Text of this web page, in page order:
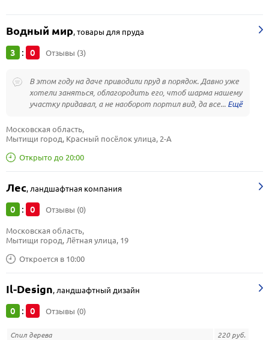
Водный мир,товары для пруда
3 : 0 Отзывы (3)
В этом году на даче приводили пруд в порядок. Давно уже
хотели заняться, облагородить его, чтоб шарма нашему
участку придавал, а не наоборот портил вид, да все...
Открыто до 20:00
Московская область,
Мытищи город, Красный посёлок улица, 2-А
Лес,ландшафтная компания
0 : 0 Отзывы (0)
Откроется в 10:00
Московская область,
Мытищи город, Лётная улица, 19
Il-Design,ландшафтный дизайн
0 : 0 Отзывы (0)
Спил дерева
220 руб.